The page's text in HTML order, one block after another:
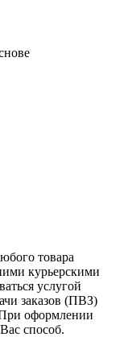
товара
курьерскими
услугой
заказов (ПВЗ)
оформлении
способ.